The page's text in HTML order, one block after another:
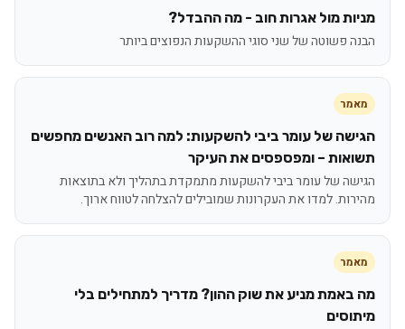
מניות מול אגרות חוב - מה ההבדל?
הבנה פשוטה של שני סוגי ההשקעות הנפוצים ביותר
מאמר
הגישה של עומר ביבי להשקעות: למה רוב האנשים מחפשים
תשואות – ומפספסים את העיקר
הגישה של עומר ביבי להשקעות מתמקדת בתהליך ולא בתוצאות
מהירות. למדו את העקרונות שמובילים להצלחה לטווח ארוך.
מאמר
מה באמת מניע את שוק ההון? מדריך למתחילים בלי
מיתוסים